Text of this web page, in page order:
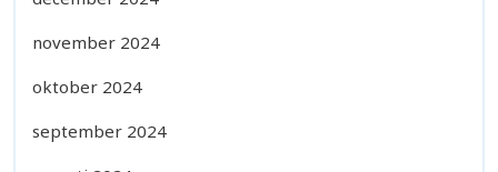
november 2024
oktober 2024
september 2024